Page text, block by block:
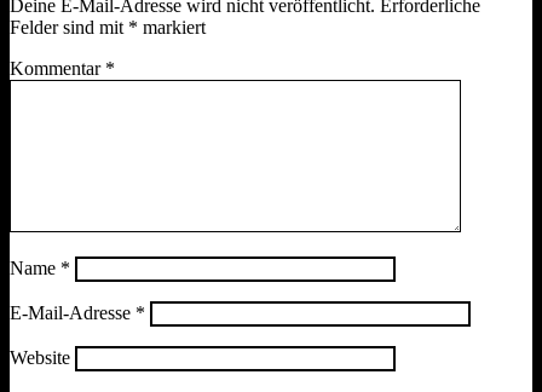
Deine E-Mail-Adresse wird nicht veröffentlicht. Erforderliche
Felder sind mit * markiert
Kommentar *
Name *
E-Mail-Adresse *
Website